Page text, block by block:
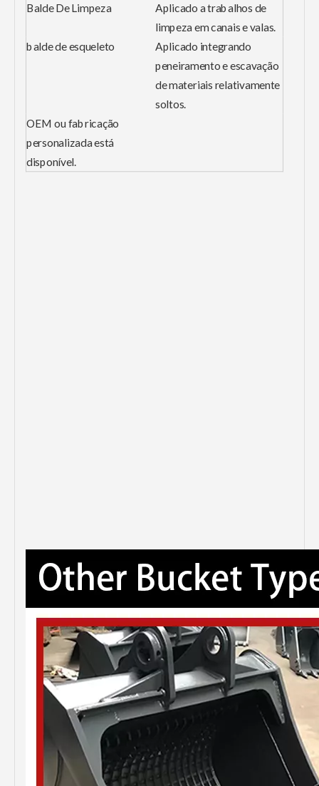
Balde De Limpeza
Aplicado a trabalhos de
limpeza em canais e valas.
balde de esqueleto
Aplicado integrando
peneiramento e escavação
de materiais relativamente
soltos.
OEM ou fabricação
personalizada está
disponível.